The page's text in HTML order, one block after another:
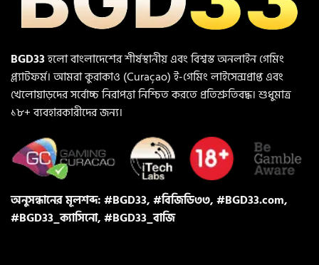
BGD33হলো বাংলাদেশের শীর্ষস্থানীয় এবং বিশ্বস্ত অনলাইন গেমিং
প্ল্যাটফর্ম। আমরা কুরাকাও (Curaçao) ই-গেমিং লাইসেন্সপ্রাপ্ত এবং
খেলোয়াড়দের সর্বোচ্চ নিরাপত্তা নিশ্চিত করতে প্রতিশ্রুতিবদ্ধ। শুধুমাত্র
১৮+ ব্যবহারকারীদের জন্য।
অনুসন্ধানের মূলশব্দ: #BGD33, #বিজিডি৩৩, #BGD33.com,
#BGD33_ক্যাসিনো, #BGD33_বাজি